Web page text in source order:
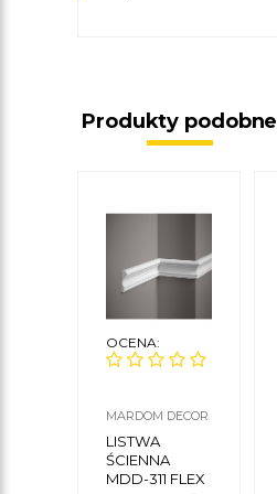
Produkty podobne
OCENA:
MARDOM DECOR
LISTWA
ŚCIENNA
MDD-311 FLEX